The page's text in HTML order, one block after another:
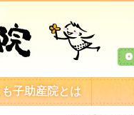
も子助産院とは